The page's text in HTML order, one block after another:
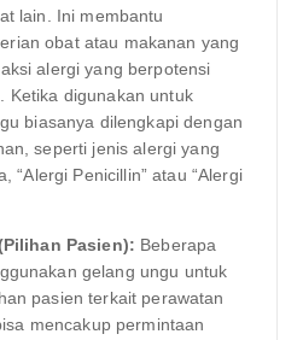
lain. Ini membantu
obat atau makanan yang
alergi yang berpotensi
Ketika digunakan untuk
biasanya dilengkapi dengan
seperti jenis alergi yang
“Alergi Penicillin” atau “Alergi
Pasien): Beberapa
gelang ungu untuk
pasien terkait perawatan
mencakup permintaan